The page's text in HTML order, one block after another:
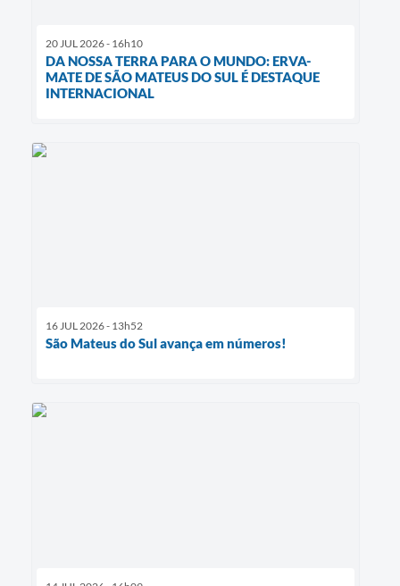
20 JUL 2026 - 16h10
DA NOSSA TERRA PARA O MUNDO: ERVA-
MATE DE SÃO MATEUS DO SUL É DESTAQUE
INTERNACIONAL
16 JUL 2026 - 13h52
São Mateus do Sul avança em números!